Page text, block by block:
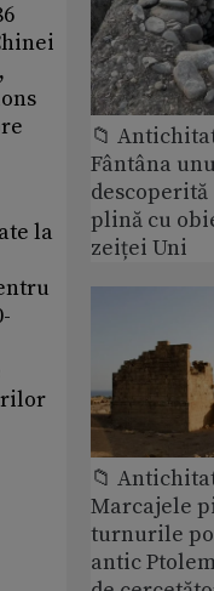
la
📁
Fântâna
plină cu
zeiței Uni
📁
Marcajele
turnurile
antic